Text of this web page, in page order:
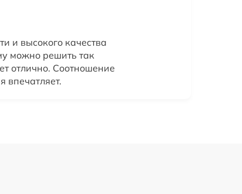
и высокого качества
можно решить так
отлично. Соотношение
впечатляет.